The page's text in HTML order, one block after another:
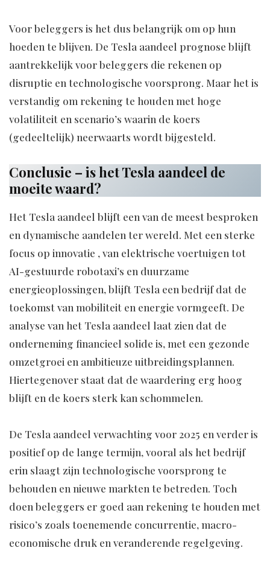
Voor beleggers is het dus belangrijk om op hun
hoeden te blijven. De Tesla aandeel prognose blijft
aantrekkelijk voor beleggers die rekenen op
disruptie en technologische voorsprong. Maar het is
verstandig om rekening te houden met hoge
volatiliteit en scenario’s waarin de koers
(gedeeltelijk) neerwaarts wordt bijgesteld.
Conclusie – is het Tesla aandeel de
moeite waard?
Het Tesla aandeel blijft een van de meest besproken
en dynamische aandelen ter wereld. Met een sterke
focus op innovatie , van elektrische voertuigen tot
AI-gestuurde robotaxi’s en duurzame
energieoplossingen, blijft Tesla een bedrijf dat de
toekomst van mobiliteit en energie vormgeeft. De
analyse van het Tesla aandeel laat zien dat de
onderneming financieel solide is, met een gezonde
omzetgroei en ambitieuze uitbreidingsplannen.
Hiertegenover staat dat de waardering erg hoog
blijft en de koers sterk kan schommelen.
De Tesla aandeel verwachting voor 2025 en verder is
positief op de lange termijn, vooral als het bedrijf
erin slaagt zijn technologische voorsprong te
behouden en nieuwe markten te betreden. Toch
doen beleggers er goed aan rekening te houden met
risico’s zoals toenemende concurrentie, macro-
economische druk en veranderende regelgeving.